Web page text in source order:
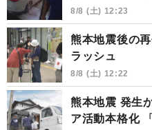
8/8 (土) 12:23
熊本地震後の
ラッシュ
8/8 (土) 12:22
熊本地震 発生
ア活動本格化